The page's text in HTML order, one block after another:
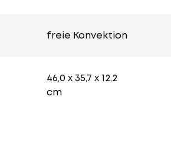
freie Konvektion
46,0 x 35,7 x 12,2
cm